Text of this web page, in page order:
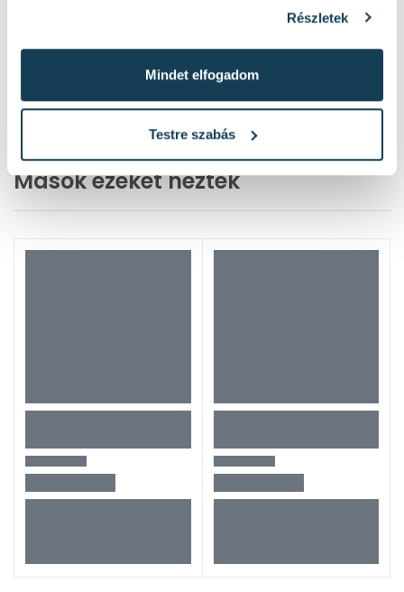
Részletek
Mindet elfogadom
Testre szabás
Mások ezeket nézték